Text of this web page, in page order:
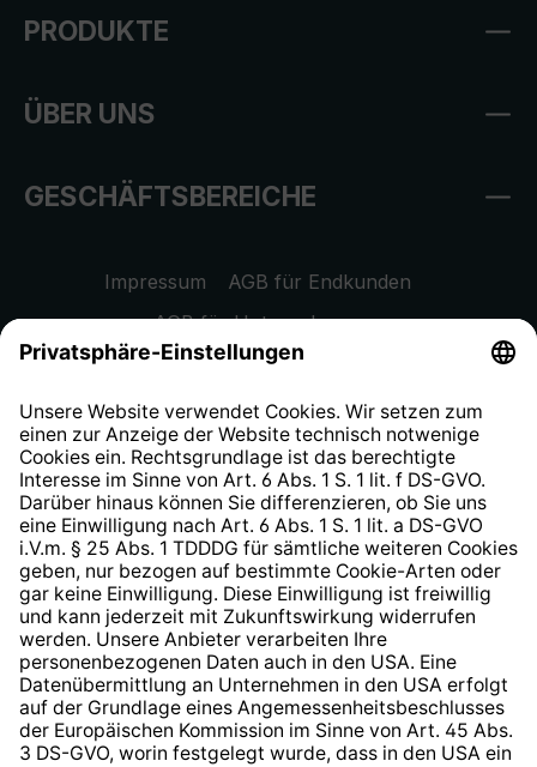
PRODUKTE
ÜBER UNS
GESCHÄFTSBEREICHE
Impressum
AGB für Endkunden
AGB für Unternehmen
Datenschutzhinweis
Widerrufsrecht
Hinweisgeberschutzsystem
Barrierefreiheit